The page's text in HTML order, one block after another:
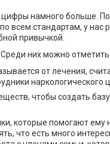
намного больше.
всем стандартам, у
привычкой.
них можно отметить:
от лечения,
наркологического
чтобы создать
которые помогают ему
что есть много